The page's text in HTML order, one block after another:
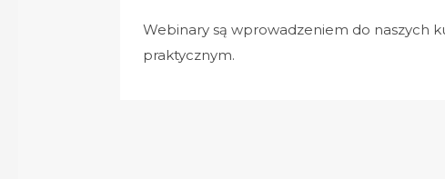
Webinary są wprowadzeniem do naszych
praktycznym.